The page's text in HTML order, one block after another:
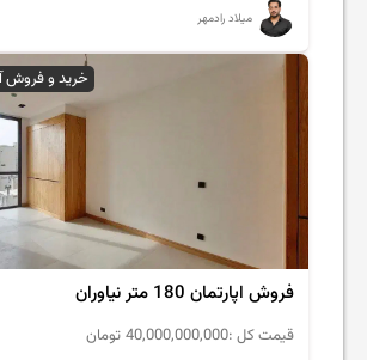
میلاد رادمهر
خرید و فروش
فروش اپارتمان 180 متر نیاوران
قیمت کل :40,000,000,000 تومان